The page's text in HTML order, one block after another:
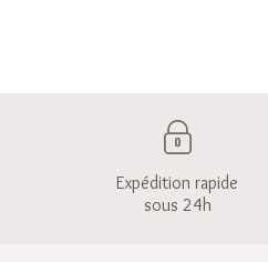
Expédition rapide
sous 24h